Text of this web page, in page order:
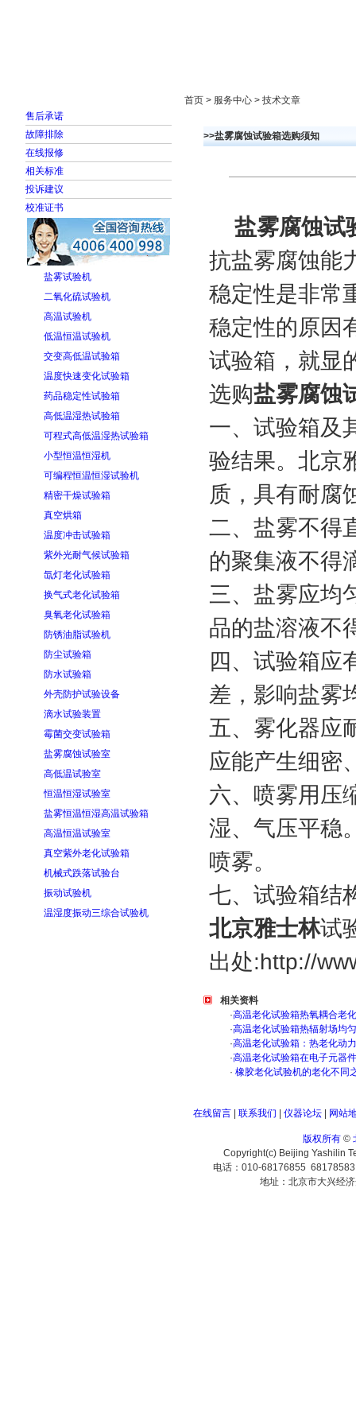
售后承诺
故障排除
在线报修
相关标准
投诉建议
校准证书
盐雾试验机
二氧化硫试验机
高温试验机
低温恒温试验机
交变高低温试验箱
温度快速变化试验箱
药品稳定性试验箱
高低温湿热试验箱
可程式高低温湿热试验箱
小型恒温恒湿机
可编程恒温恒湿试验机
精密干燥试验箱
真空烘箱
温度冲击试验箱
紫外光耐气候试验箱
氙灯老化试验箱
换气式老化试验箱
臭氧老化试验箱
防锈油脂试验机
防尘试验箱
防水试验箱
外壳防护试验设备
滴水试验装置
霉菌交变试验箱
盐雾腐蚀试验室
高低温试验室
恒温恒湿试验室
盐雾恒温恒湿高温试验箱
高温恒温试验室
真空紫外老化试验箱
机械式跌落试验台
振动试验机
温湿度振动三综合试验机
首页 > 服务中心 > 技术文章
>>盐雾腐蚀试验箱选购须知
盐雾腐蚀试
抗盐雾腐蚀能
稳定性是非常
稳定性的原因
试验箱，就显
选购盐雾腐蚀
一、试验箱及
验结果。北京
质，具有耐腐
二、盐雾不得
的聚集液不得
三、盐雾应均
品的盐溶液不
四、试验箱应
差，影响盐雾
五、雾化器应
应能产生细密
六、喷雾用压
湿、气压平稳
喷雾。
七、试验箱结
北京雅士林试
出处:http://
相关资料
·高温老化试验箱热氧耦合老
·高温老化试验箱热辐射场均
·高温老化试验箱：热老化动
·高温老化试验箱在电子元器
· 橡胶老化试验机的老化不同
在线留言| 联系我们 仪器论坛| 网站
版权所有©
Copyright(c) Beijing Yashilin
电话：010-68176855
地址：北京市大兴经